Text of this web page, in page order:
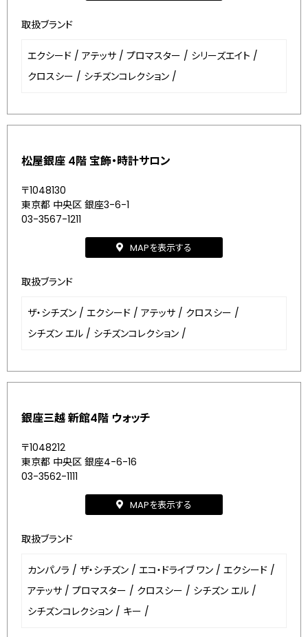
取扱ブランド
エクシード / アテッサ / プロマスター / シリーズエイト /
クロスシー / シチズンコレクション /
松屋銀座 4階 宝飾・時計サロン
〒1048130
東京都 中央区 銀座3-6-1
03-3567-1211
MAPを表示する
取扱ブランド
ザ・シチズン / エクシード / アテッサ / クロスシー /
シチズン エル / シチズンコレクション /
銀座三越 新館4階 ウォッチ
〒1048212
東京都 中央区 銀座4-6-16
03-3562-1111
MAPを表示する
取扱ブランド
カンパノラ / ザ・シチズン / エコ・ドライブ ワン / エクシード /
アテッサ / プロマスター / クロスシー / シチズン エル /
シチズンコレクション / キー /